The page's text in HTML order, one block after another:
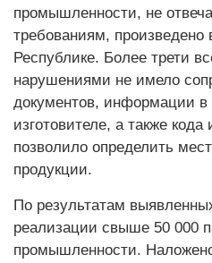
промышленности, не
требованиям, произведено
Республике. Более трети
нарушениями не имело
документов, информации в
изготовителе, а также кода
позволило определить
продукции.
По результатам
реализации свыше 50 000
промышленности.